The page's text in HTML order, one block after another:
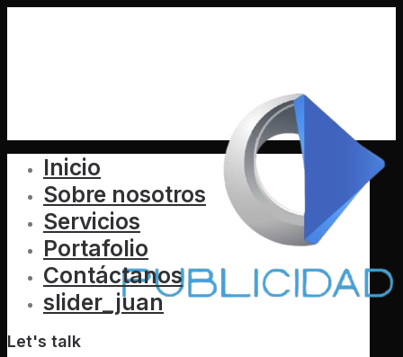
Inicio
Sobre nosotros
Servicios
Portafolio
Contáctanos
slider_juan
Let's talk